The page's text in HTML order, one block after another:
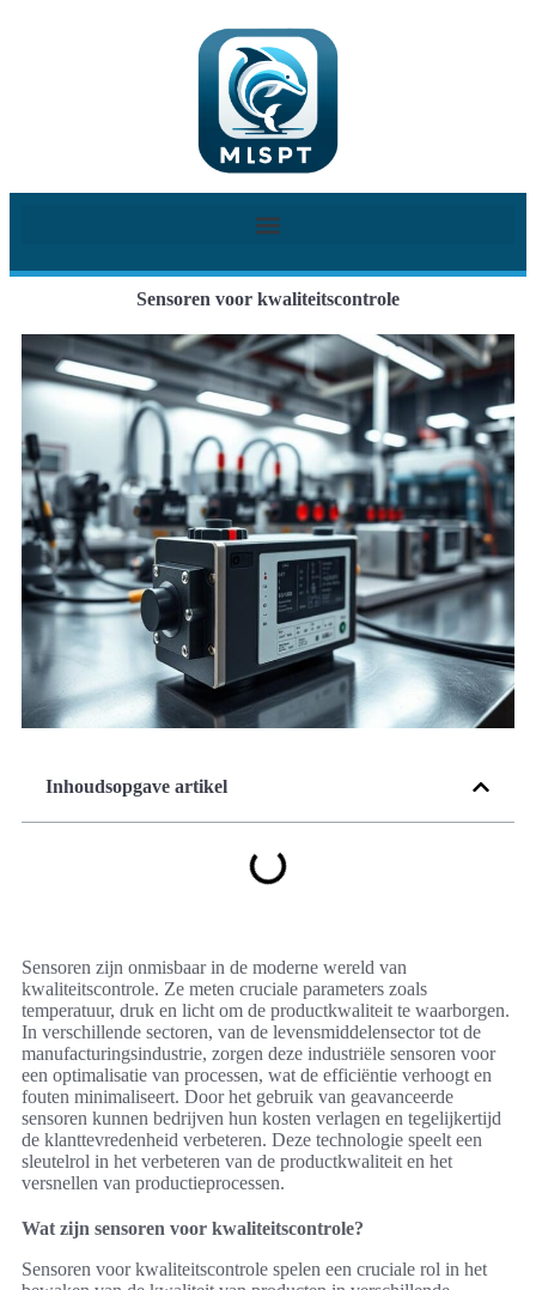
Sensoren voor kwaliteitscontrole
Inhoudsopgave artikel
Sensoren zijn onmisbaar in de moderne wereld van
kwaliteitscontrole. Ze meten cruciale parameters zoals
temperatuur, druk en licht om de productkwaliteit te waarborgen.
In verschillende sectoren, van de levensmiddelensector tot de
manufacturingsindustrie, zorgen deze industriële sensoren voor
een optimalisatie van processen, wat de efficiëntie verhoogt en
fouten minimaliseert. Door het gebruik van geavanceerde
sensoren kunnen bedrijven hun kosten verlagen en tegelijkertijd
de klanttevredenheid verbeteren. Deze technologie speelt een
sleutelrol in het verbeteren van de productkwaliteit en het
versnellen van productieprocessen.
Wat zijn sensoren voor kwaliteitscontrole?
Sensoren voor kwaliteitscontrole spelen een cruciale rol in het